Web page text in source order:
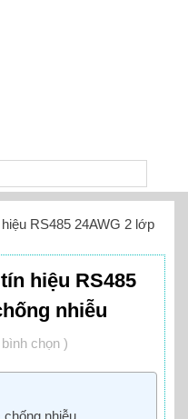
RS485 24AWG 2 lớp
hiệu RS485
nhiễu
bình chọn )
chống nhiễu